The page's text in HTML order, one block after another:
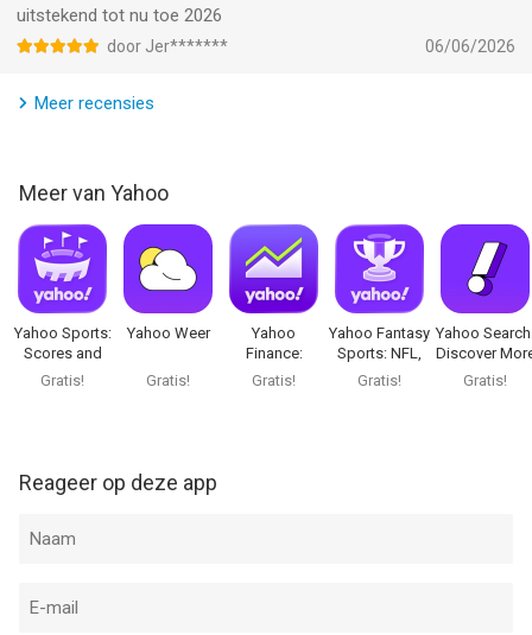
uitstekend tot nu toe 2026
door Jer******* 06/06/2026
Meer recensies
Meer van Yahoo
Yahoo Sports:
Scores and
News
Gratis!
Yahoo Weer
Gratis!
Yahoo
Finance:
Stocks,
Gratis!
Yahoo Fantasy
Sports: NFL,
MLB
Gratis!
Yahoo
Discover
Gratis!
Reageer op deze app